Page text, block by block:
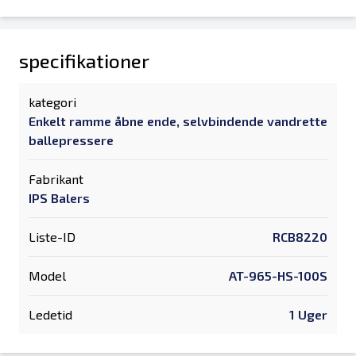
specifikationer
kategori
Enkelt ramme åbne ende, selvbindende vandrette
ballepressere
Fabrikant
IPS Balers
Liste-ID RCB8220
Model AT-965-HS-100S
Ledetid 1 Uger